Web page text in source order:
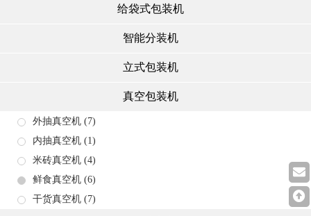
给袋式包装机
智能分装机
立式包装机
真空包装机
外抽真空机 (7)
内抽真空机 (1)
米砖真空机 (4)
鲜食真空机 (6)
干货真空机 (7)